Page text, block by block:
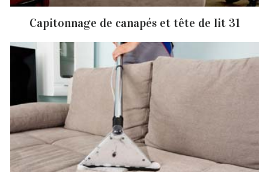
Capitonnage de canapés et tête de lit 31